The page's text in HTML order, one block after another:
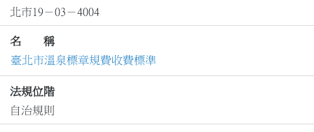
北市19－03－4004
名 稱
臺北市溫泉標章規費收費標準
法規位階
自治規則